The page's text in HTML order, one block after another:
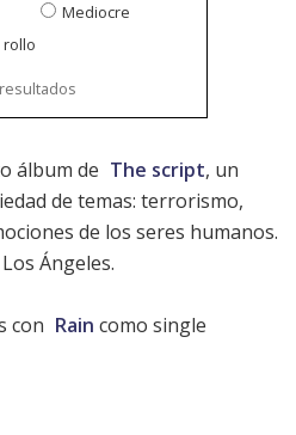
Mediocre
rollo
álbum de The script, un
de temas: terrorismo,
de los seres humanos.
Ángeles.
con Rain como single